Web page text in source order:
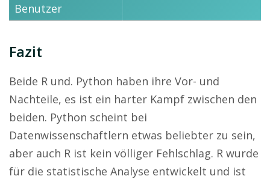
Benutzer
Fazit
Beide R und. Python haben ihre Vor- und
Nachteile, es ist ein harter Kampf zwischen den
beiden. Python scheint bei
Datenwissenschaftlern etwas beliebter zu sein,
aber auch R ist kein völliger Fehlschlag. R wurde
für die statistische Analyse entwickelt und ist